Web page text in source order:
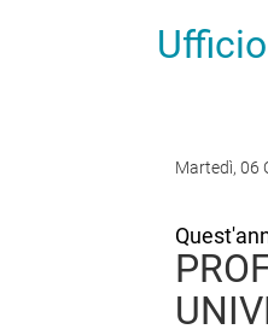
Martedì, 06